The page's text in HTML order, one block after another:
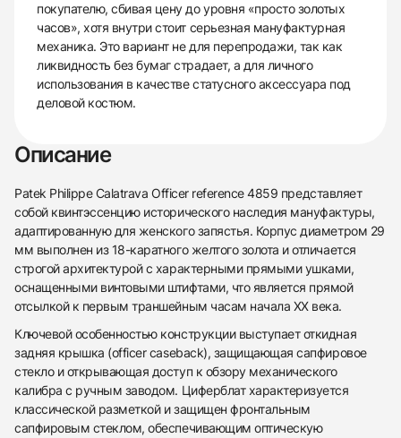
покупателю, сбивая цену до уровня «просто золотых
часов», хотя внутри стоит серьезная мануфактурная
механика. Это вариант не для перепродажи, так как
ликвидность без бумаг страдает, а для личного
использования в качестве статусного аксессуара под
деловой костюм.
Описание
Patek Philippe Calatrava Officer reference 4859 представляет
собой квинтэссенцию исторического наследия мануфактуры,
адаптированную для женского запястья. Корпус диаметром 29
мм выполнен из 18-каратного желтого золота и отличается
строгой архитектурой с характерными прямыми ушками,
оснащенными винтовыми штифтами, что является прямой
отсылкой к первым траншейным часам начала XX века.
Ключевой особенностью конструкции выступает откидная
задняя крышка (officer caseback), защищающая сапфировое
стекло и открывающая доступ к обзору механического
калибра с ручным заводом. Циферблат характеризуется
классической разметкой и защищен фронтальным
сапфировым стеклом, обеспечивающим оптическую